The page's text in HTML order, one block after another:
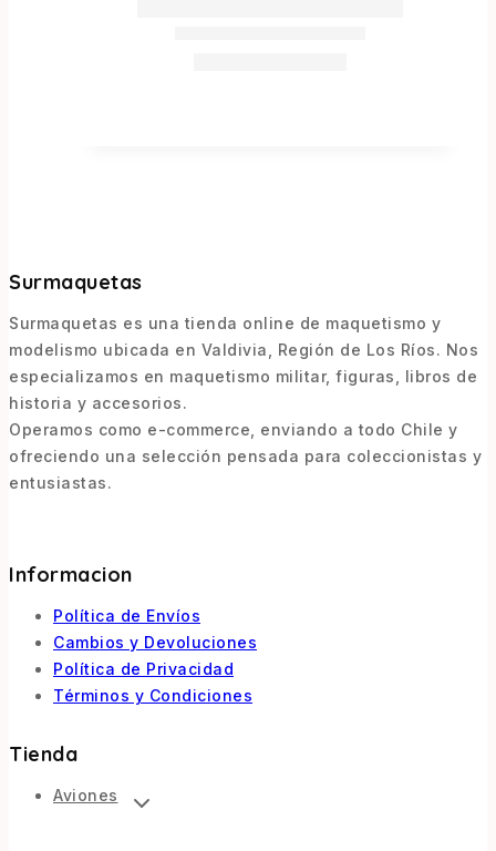
Surmaquetas
Surmaquetas es una tienda online de maquetismo y
modelismo ubicada en Valdivia, Región de Los Ríos. Nos
especializamos en maquetismo militar, figuras, libros de
historia y accesorios.
Operamos como e-commerce, enviando a todo Chile y
ofreciendo una selección pensada para coleccionistas y
entusiastas.
Informacion
Política de Envíos
Cambios y Devoluciones
Política de Privacidad
Términos y Condiciones
Tienda
Aviones